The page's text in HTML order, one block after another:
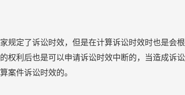
定了诉讼时效，但是在计算诉讼时效时也是会根
权利后也是可以申请诉讼时效中断的，当造成诉讼
案件诉讼时效的。